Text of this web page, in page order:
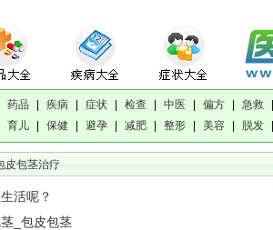
药品 疾病 症状 检查 中医 偏方 急救
育儿 保健 避孕 减肥 整形 美容 脱发
皮包茎治疗
活呢？
_包皮包茎